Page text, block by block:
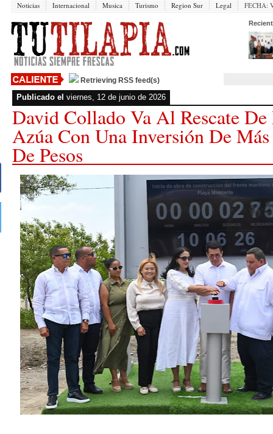
Noticias Internacional Musica Turismo Region Sur Legal FECHA:
Retrieving RSS feed(s)
Publicado el viernes, 12 de junio de 2026
David Collado Va Al Rescate
Azúa Con Una Inversión De
De Pesos